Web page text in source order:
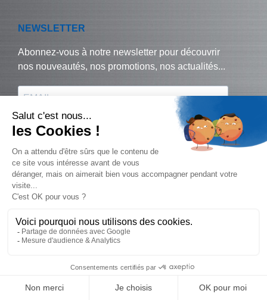
© Biralux – tous droits réservés - 2024